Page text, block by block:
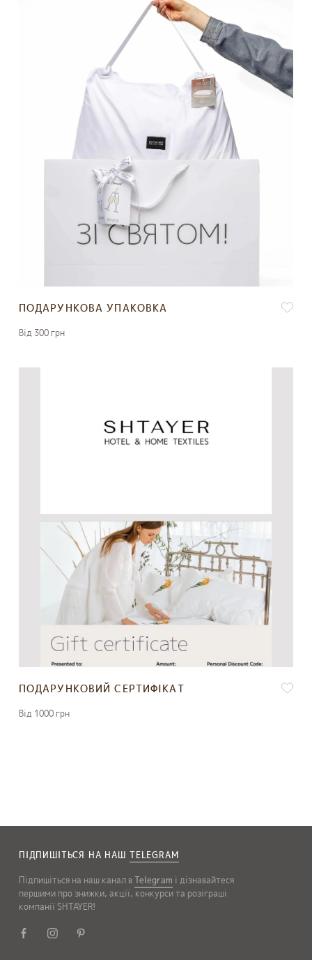
ПОДАРУНКОВА УПАКОВКА
Вiд 300 грн
ПОДАРУНКОВИЙ СЕРТИФІКАТ
Вiд 1000 грн
ПІДПИШІТЬСЯ НА НАШ TELEGRAM
Підпишіться на наш канал вTelegram і дізнавайтеся
першими про знижки, акції, конкурси та розіграші
компанії SHTAYER!